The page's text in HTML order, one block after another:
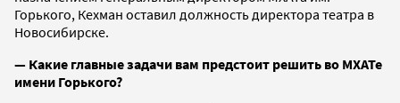
Горького, Кехман оставил должность директора театра в
Новосибирске.
— Какие главные задачи вам предстоит решить во МХАТе
имени Горького?